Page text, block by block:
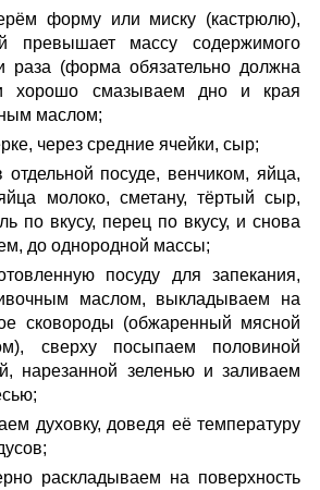
форму или миску (кастрюлю),
превышает массу содержимого
раза (форма обязательно должна
хорошо смазываем дно и края
маслом;
через средние ячейки, сыр;
посуде, венчиком, яйца,
молоко, сметану, тёртый сыр,
по вкусу, перец по вкусу, и снова
до однородной массы;
посуду для запекания,
маслом, выкладываем на
сковороды (обжаренный мясной
сверху посыпаем половиной
нарезанной зеленью и заливаем
духовку, доведя её температуру
раскладываем на поверхность